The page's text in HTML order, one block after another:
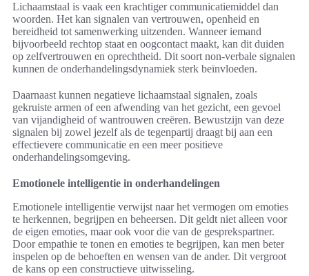
Lichaamstaal is vaak een krachtiger communicatiemiddel dan
woorden. Het kan signalen van vertrouwen, openheid en
bereidheid tot samenwerking uitzenden. Wanneer iemand
bijvoorbeeld rechtop staat en oogcontact maakt, kan dit duiden
op zelfvertrouwen en oprechtheid. Dit soort non-verbale signalen
kunnen de onderhandelingsdynamiek sterk beïnvloeden.
Daarnaast kunnen negatieve lichaamstaal signalen, zoals
gekruiste armen of een afwending van het gezicht, een gevoel
van vijandigheid of wantrouwen creëren. Bewustzijn van deze
signalen bij zowel jezelf als de tegenpartij draagt bij aan een
effectievere communicatie en een meer positieve
onderhandelingsomgeving.
Emotionele intelligentie in onderhandelingen
Emotionele intelligentie verwijst naar het vermogen om emoties
te herkennen, begrijpen en beheersen. Dit geldt niet alleen voor
de eigen emoties, maar ook voor die van de gesprekspartner.
Door empathie te tonen en emoties te begrijpen, kan men beter
inspelen op de behoeften en wensen van de ander. Dit vergroot
de kans op een constructieve uitwisseling.